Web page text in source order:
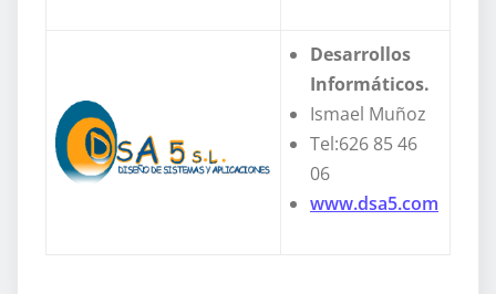
Desarrollos
Informáticos.
Ismael Muñoz
Tel:626 85 46
06
www.dsa5.com